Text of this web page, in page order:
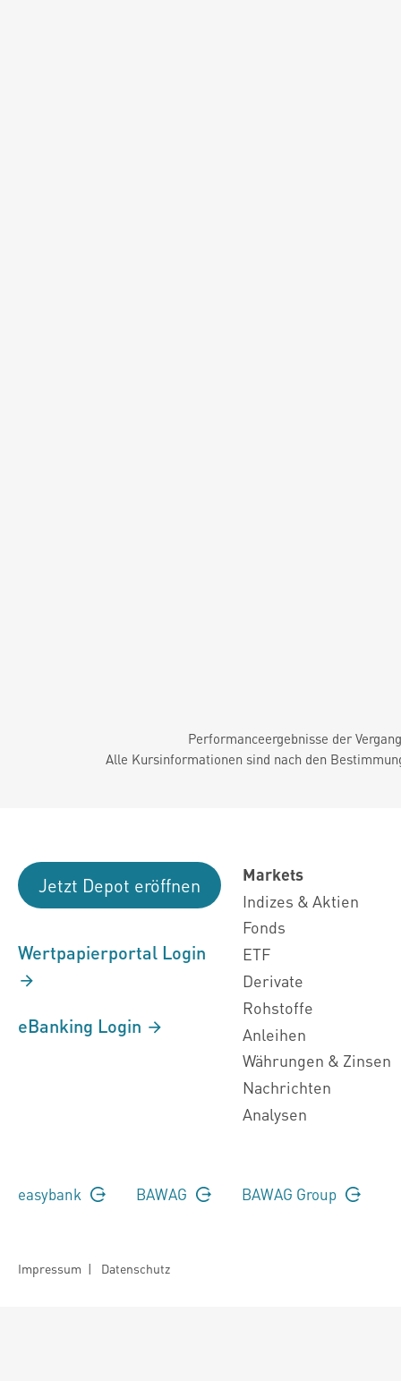
Performanceergebnisse der
Alle Kursinformationen sind nach den
Jetzt Depot eröffnen
Wertpapierportal Login
eBanking Login
Markets
Indizes & Aktien
Fonds
ETF
Derivate
Rohstoffe
Anleihen
Währungen & Zinsen
Nachrichten
Analysen
easybank BAWAG BAWAG Group
Impressum | Datenschutz